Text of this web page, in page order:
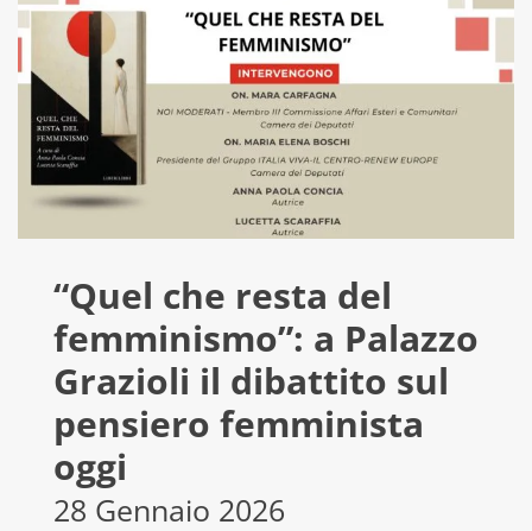
“Quel che resta del
femminismo”: a Palazzo
Grazioli il dibattito sul
pensiero femminista
oggi
28 Gennaio 2026